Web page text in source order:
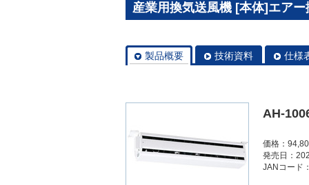
産業用換気送風機 [本体]エア
製品概要 技術資料 仕様
AH-
価格：
発売日：
JANコード